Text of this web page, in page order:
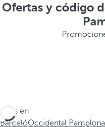
Ofertas y código
Estás en
BarcelóOccidental Pamplona